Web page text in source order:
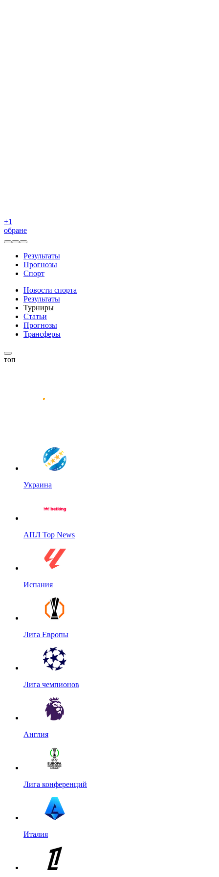
+1
обране
Результаты
Прогнозы
Спорт
Новости спорта
Результаты
Турниры
Статьи
Прогнозы
Трансферы
топ
Украина
АПЛ Top News
Испания
Лига Европы
Лига чемпионов
Англия
Лига конференций
Италия